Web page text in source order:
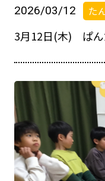
2026/03/12 た
3月12日(木) ぱん